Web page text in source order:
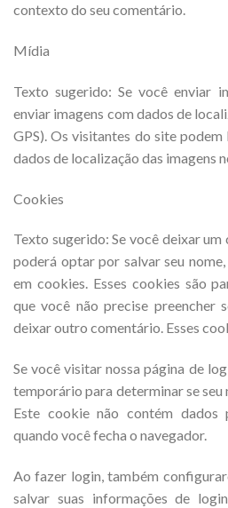
contexto do seu comentário.
Mídia
Texto sugerido: Se você enviar
enviar imagens com dados de
GPS). Os visitantes do site
dados de localização das imagens
Cookies
Texto sugerido: Se você deixar
poderá optar por salvar seu
em cookies. Esses cookies são
que você não precise preencher
deixar outro comentário. Esses
Se você visitar nossa página de
temporário para determinar se
Este cookie não contém dados
quando você fecha o navegador.
Ao fazer login, também
salvar suas informações de